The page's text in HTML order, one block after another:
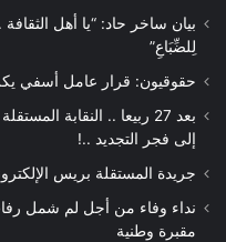
بيان ساخر حاد: “يا أهل
لِلضِّبَاعِ”
حقوقيون: قرار عامل أسفي
بعد 27 ربيعا .. النقابة
إلى فجر التجديد ..!
جريدة المستقلة بريس
نداء وفاء من أجل لم شمل
مقبرة وطنية